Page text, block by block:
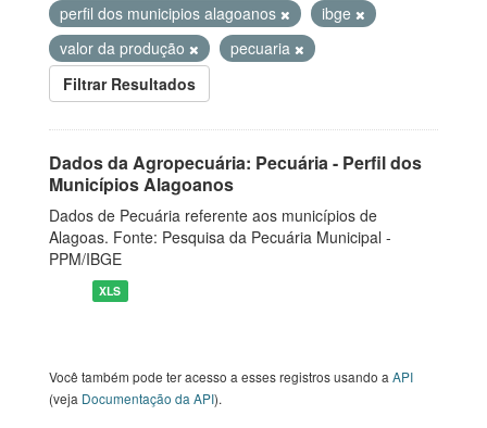
perfil dos municipios alagoanos
ibge
valor da produção
pecuaria
Filtrar Resultados
Dados da Agropecuária: Pecuária - Perfil dos
Municípios Alagoanos
Dados de Pecuária referente aos municípios de
Alagoas. Fonte: Pesquisa da Pecuária Municipal -
PPM/IBGE
XLS
Você também pode ter acesso a esses registros usando a API
(veja Documentação da API).